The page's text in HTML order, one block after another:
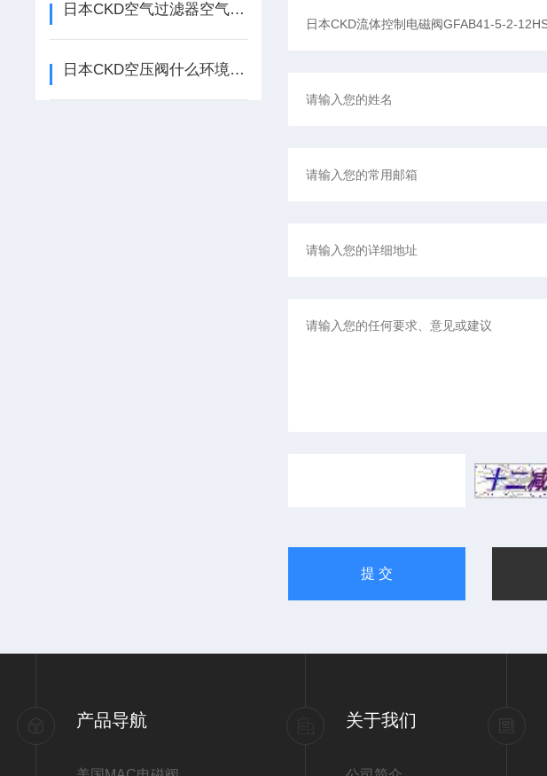
日本CKD空气过滤器空气过滤器使用中应注意哪些？
日本CKD空压阀什么环境下使用
产品导航 关于我们